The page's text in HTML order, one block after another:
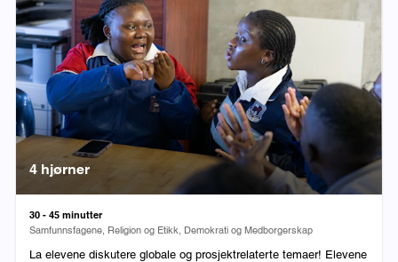
4 hjørner
Varighet:
30 - 45 minutter
Fag:
Samfunnsfagene, Religion og Etikk, Demokrati og Medborgerskap
La elevene diskutere globale og prosjektrelaterte temaer! Elevene